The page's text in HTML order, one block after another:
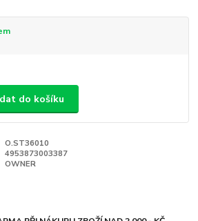
do košíku
O.ST36010
4953873003387
OWNER